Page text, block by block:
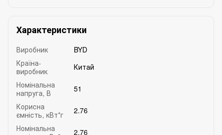
Характеристики
Виробник
BYD
Країна-
виробник
Китай
Номінальна
напруга, В
51
Корисна
ємність, кВт*г
2.76
Номінальна
2.76